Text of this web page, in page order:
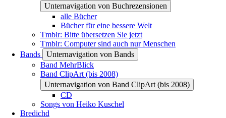
Unternavigation von Buchrezensionen
alle Bücher
Bücher für eine bessere Welt
Tmblr: Bitte übersetzen Sie jetzt
Tmblr: Computer sind auch nur Menschen
Bands
Unternavigation von Bands
Band MehrBlick
Band ClipArt (bis 2008)
Unternavigation von Band ClipArt (bis 2008)
CD
Songs von Heiko Kuschel
Bredichd